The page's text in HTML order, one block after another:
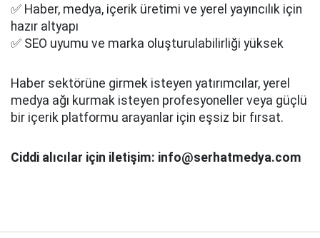
✅ Haber, medya, içerik üretimi ve yerel yayıncılık için
hazır altyapı
✅ SEO uyumu ve marka oluşturulabilirliği yüksek
Haber sektörüne girmek isteyen yatırımcılar, yerel
medya ağı kurmak isteyen profesyoneller veya güçlü
bir içerik platformu arayanlar için eşsiz bir fırsat.
Ciddi alıcılar için iletişim: info@serhatmedya.com